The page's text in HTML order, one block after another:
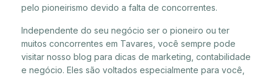
pelo pioneirismo devido a falta de concorrentes.
Independente do seu negócio ser o pioneiro ou ter
muitos concorrentes em Tavares, você sempre pode
visitar nosso blog para dicas de marketing, contabilidade
e negócio. Eles são voltados especialmente para você,